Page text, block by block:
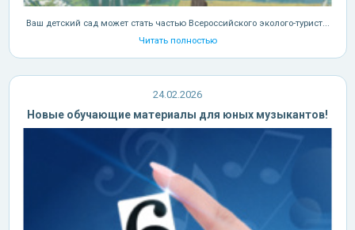
Ваш детский сад может стать частью Всероссийского эколого-турист...
Читать полностью
24.02.2026
Новые обучающие материалы для юных музыкантов!